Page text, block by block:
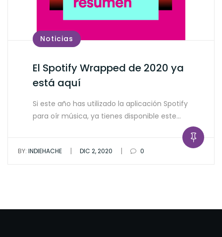
Noticias
El Spotify Wrapped de 2020 ya
está aquí
Si este año has utilizado la aplicación Spotify
para oír música, ya tienes disponible este…
BY: INDIEHACHE | DIC 2, 2020 | 0